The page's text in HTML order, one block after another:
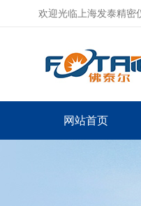
欢迎光临上海发泰精密
网站首页